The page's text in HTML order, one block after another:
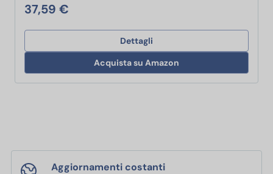
37,59 €
Dettagli
Acquista su Amazon
Aggiornamenti costanti